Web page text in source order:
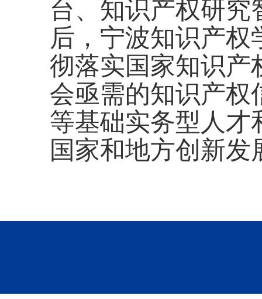
台、知识产权研究
后，宁波知识产
彻落实国家知识产
会亟需的知识产权
等基础实务型人才
国家和地方创新发